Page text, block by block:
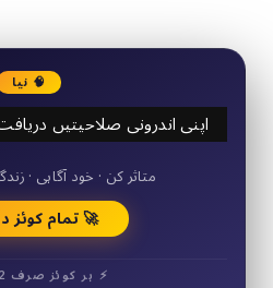
🧠 نیا
اپنی اندرونی صلاحیتیں
50+ مختصر کوئز
متاثر کن · خود آگاہی ·
🚀 تمام کوئز
⚡ ہر کوئز صرف 2 منٹ ⚡